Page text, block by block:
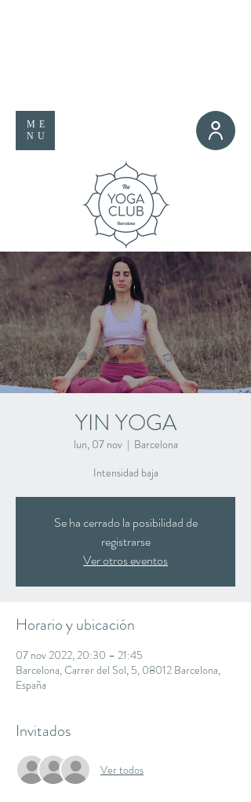
ME
NU
YIN YOGA
lun, 07 nov
  |
Barcelona
Intensidad baja
Se ha cerrado la posibilidad de
registrarse
Ver otros eventos
Horario y ubicación
07 nov 2022, 20:30 – 21:45
Barcelona, Carrer del Sol, 5, 08012 Barcelona,
España
Invitados
Ver todos